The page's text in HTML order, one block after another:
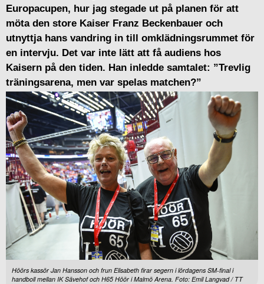
Europacupen, hur jag stegade ut på planen för att
möta den store Kaiser Franz Beckenbauer och
utnyttja hans vandring in till omklädningsrummet för
en intervju. Det var inte lätt att få audiens hos
Kaisern på den tiden. Han inledde samtalet: ”Trevlig
träningsarena, men var spelas matchen?”
Höörs kassör Jan Hansson och frun Elisabeth firar segern i lördagens SM-final i
handboll mellan IK Sävehof och H65 Höör i Malmö Arena. Foto: Emil Langvad / TT